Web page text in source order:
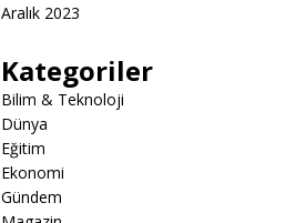
Aralık 2023
Kategoriler
Bilim & Teknoloji
Dünya
Eğitim
Ekonomi
Gündem